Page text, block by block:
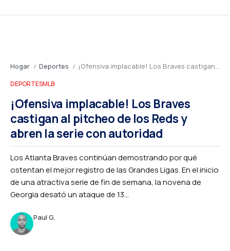
Hogar / Deportes / ¡Ofensiva implacable! Los Braves castigan al pitcheo de los Reds y abren la serie con autoridad
DEPORTESMLB
¡Ofensiva implacable! Los Braves
castigan al pitcheo de los Reds y
abren la serie con autoridad
Los Atlanta Braves continúan demostrando por qué
ostentan el mejor registro de las Grandes Ligas. En el inicio
de una atractiva serie de fin de semana, la novena de
Georgia desató un ataque de 13...
Paul G.